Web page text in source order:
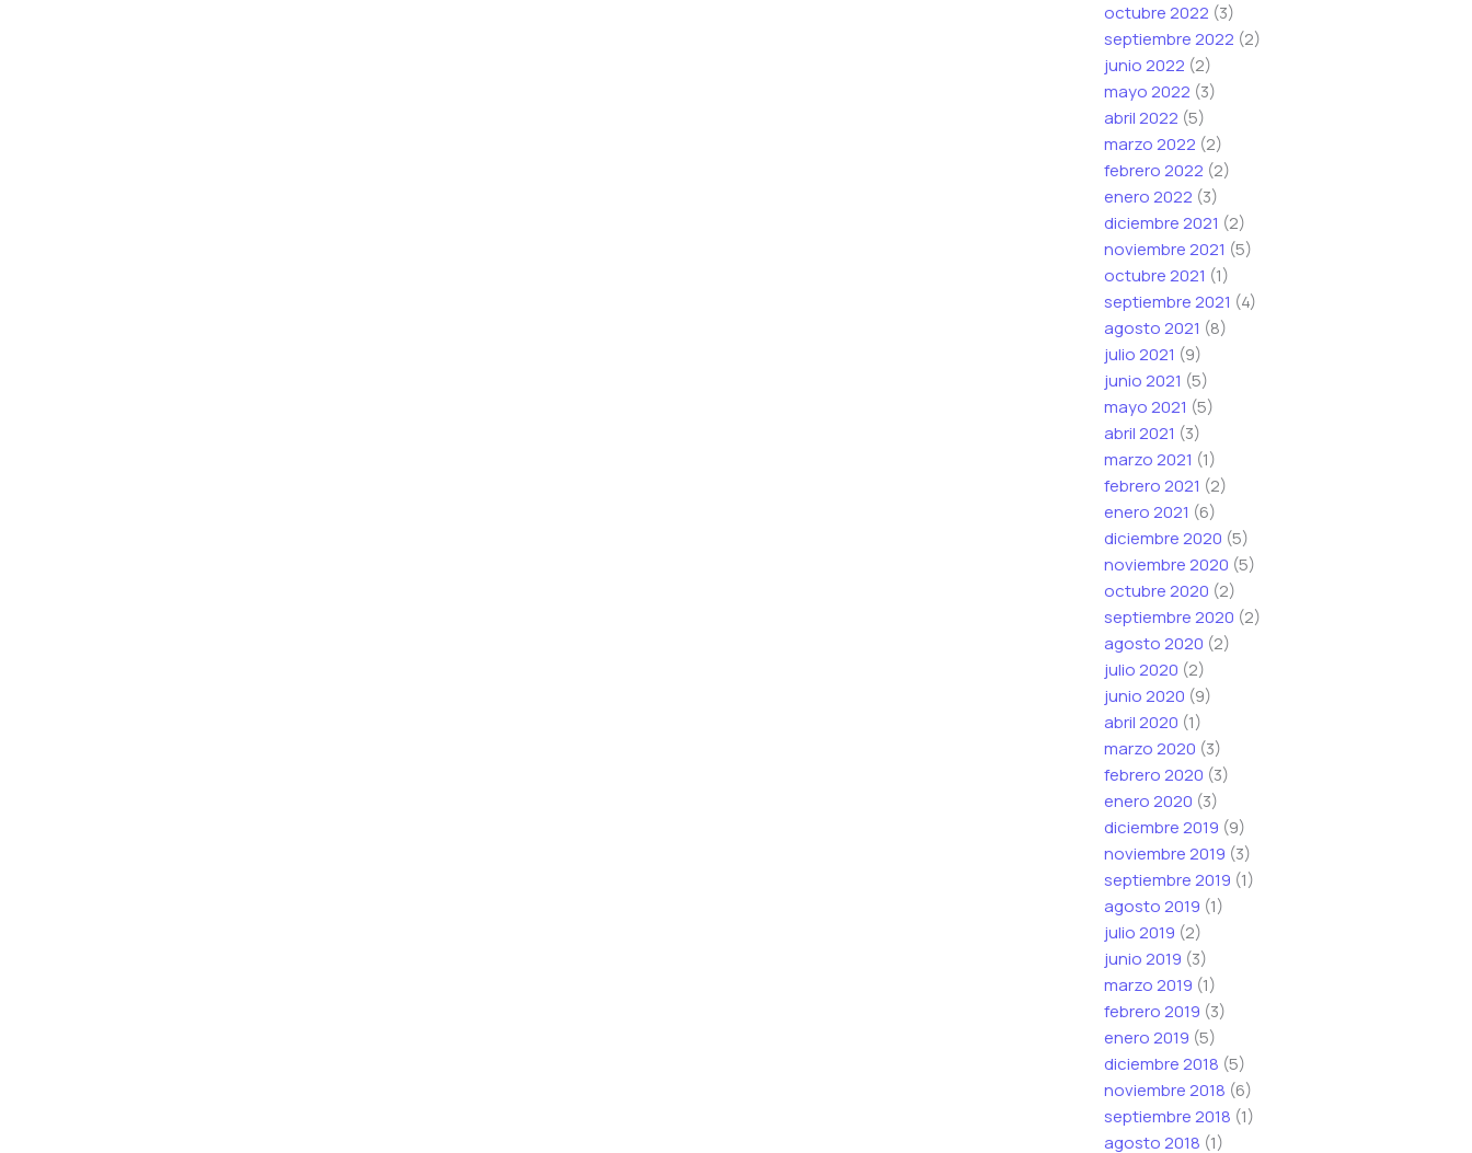
octubre 2022 (3)
septiembre 2022 (2)
junio 2022 (2)
mayo 2022 (3)
abril 2022 (5)
marzo 2022 (2)
febrero 2022 (2)
enero 2022 (3)
diciembre 2021 (2)
noviembre 2021 (5)
octubre 2021 (1)
septiembre 2021 (4)
agosto 2021 (8)
julio 2021 (9)
junio 2021 (5)
mayo 2021 (5)
abril 2021 (3)
marzo 2021 (1)
febrero 2021 (2)
enero 2021 (6)
diciembre 2020 (5)
noviembre 2020 (5)
octubre 2020 (2)
septiembre 2020 (2)
agosto 2020 (2)
julio 2020 (2)
junio 2020 (9)
abril 2020 (1)
marzo 2020 (3)
febrero 2020 (3)
enero 2020 (3)
diciembre 2019 (9)
noviembre 2019 (3)
septiembre 2019 (1)
agosto 2019 (1)
julio 2019 (2)
junio 2019 (3)
marzo 2019 (1)
febrero 2019 (3)
enero 2019 (5)
diciembre 2018 (5)
noviembre 2018 (6)
septiembre 2018 (1)
agosto 2018 (1)